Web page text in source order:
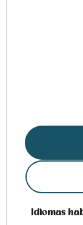
Idiomas
Idiomas